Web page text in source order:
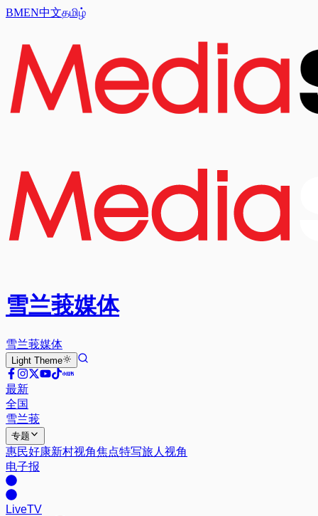
BMEN中文தமிழ்
雪兰莪媒体
雪兰莪媒体
Light Theme
最新
全国
雪兰莪
专题
惠民好康新村视角焦点特写旅人视角
电子报
LiveTV